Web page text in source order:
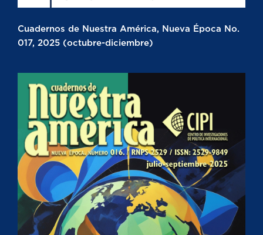
Cuadernos de Nuestra América, Nueva Época No.
017, 2025 (octubre-diciembre)